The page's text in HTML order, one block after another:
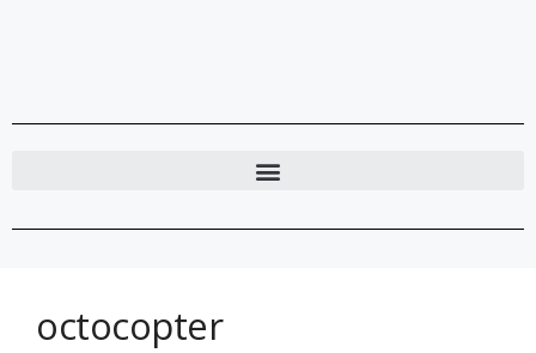
octocopter